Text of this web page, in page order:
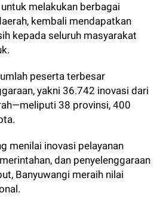
melakukan berbagai
kembali mendapatkan
kepada seluruh masyarakat
peserta terbesar
yakni 36.742 inovasi dari
38 provinsi, 400
menilai inovasi pelayanan
dan penyelenggaraan
Banyuwangi meraih nilai